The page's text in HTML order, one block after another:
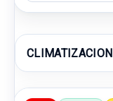
CLIMATIZACION